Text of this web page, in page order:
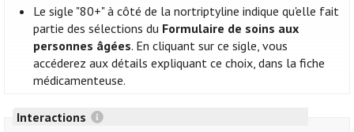
Le sigle "80+" à côté de la nortriptyline indique qu'elle fait
partie des sélections du Formulaire de soins aux
personnes âgées. En cliquant sur ce sigle, vous
accéderez aux détails expliquant ce choix, dans la fiche
médicamenteuse.
Interactions